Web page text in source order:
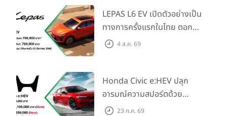
LEPAS L6 EV เปิดตัวอย่างเป็น
ทางการครั้งแรกในไทย ตอกย้ำ
วิสัยทัศน์ “Drive Your
4 ส.ค. 69
Honda Civic e:HEV ปลุก
อารมณ์ความสปอร์ตด้วย
Honda S+ Shift ครั้งแรกใน
23 ก.ค. 69